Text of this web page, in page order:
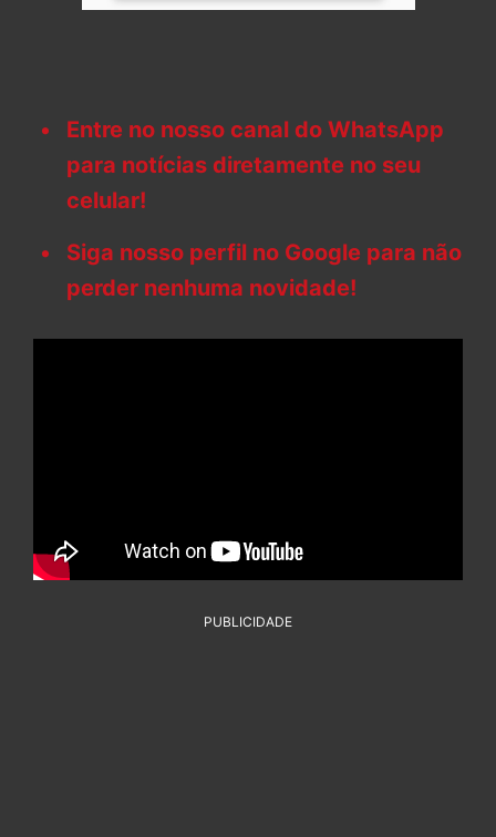
Entre no nosso canal do WhatsApp
para notícias diretamente no seu
celular!
Siga nosso perfil no Google para não
perder nenhuma novidade!
PUBLICIDADE